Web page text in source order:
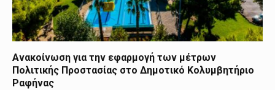
Ανακοίνωση για την εφαρμογή των μέτρων
Πολιτικής Προστασίας στο Δημοτικό Κολυμβητήριο
Ραφήνας